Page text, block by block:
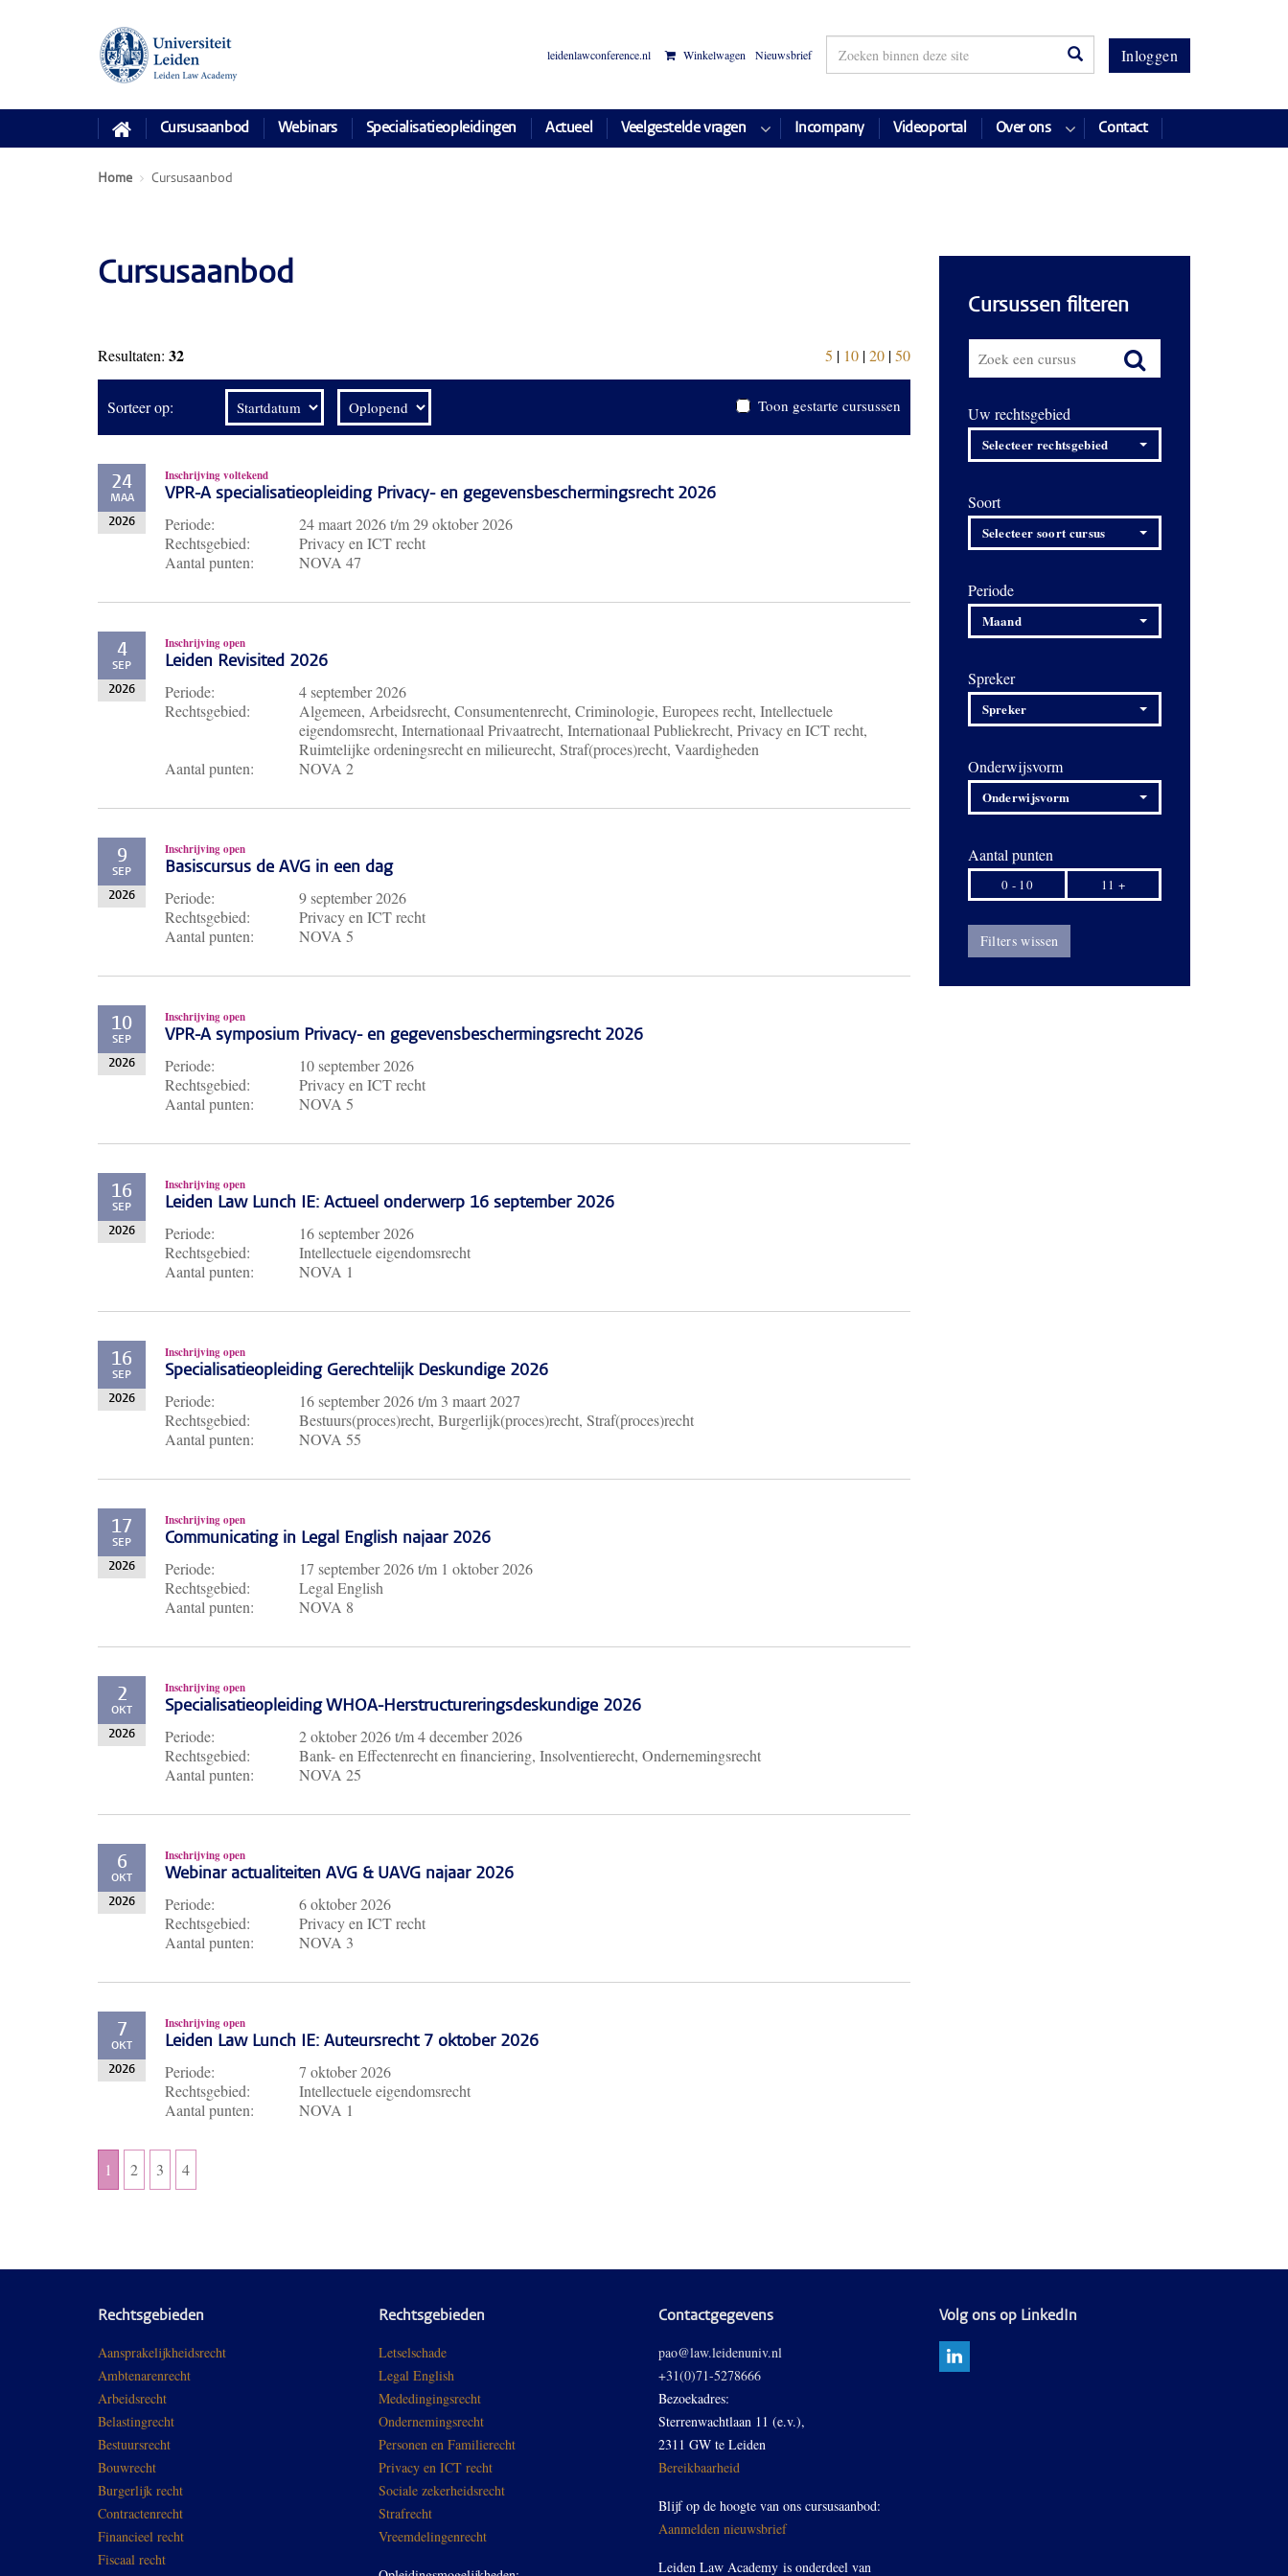
Inloggen
leidenlawconference.nl Winkelwagen Nieuwsbrief
Cursusaanbod Webinars Specialisatieopleidingen Actueel Veelgestelde vragen Incompany Videoportal Over ons Contact
Home Cursusaanbod
Cursusaanbod
Resultaten: 32 5 | 10|20|50
Sorteer op: Toon gestarte cursussen
24
MAA
2026
Inschrijving voltekend
VPR-A specialisatieopleiding Privacy- en gegevensbeschermingsrecht 2026
Periode: 24 maart 2026t/m29 oktober 2026
Rechtsgebied:
Privacy en ICT recht
Aantal punten:
NOVA 47
4
SEP
2026
Inschrijving open
Leiden Revisited 2026
Periode:
4 september 2026
Rechtsgebied:
Algemeen, Arbeidsrecht, Consumentenrecht, Criminologie, Europees recht, Intellectuele
eigendomsrecht, Internationaal Privaatrecht, Internationaal Publiekrecht, Privacy en ICT recht,
Ruimtelijke ordeningsrecht en milieurecht, Straf(proces)recht, Vaardigheden
Aantal punten:
NOVA 2
9
SEP
2026
Inschrijving open
Basiscursus de AVG in een dag
Periode:
9 september 2026
Rechtsgebied:
Privacy en ICT recht
Aantal punten:
NOVA 5
10
SEP
2026
Inschrijving open
VPR-A symposium Privacy- en gegevensbeschermingsrecht 2026
Periode:
10 september 2026
Rechtsgebied:
Privacy en ICT recht
Aantal punten:
NOVA 5
16
SEP
2026
Inschrijving open
Leiden Law Lunch IE: Actueel onderwerp 16 september 2026
Periode:
16 september 2026
Rechtsgebied:
Intellectuele eigendomsrecht
Aantal punten:
NOVA 1
16
SEP
2026
Inschrijving open
Specialisatieopleiding Gerechtelijk Deskundige 2026
Periode: 16 september 2026t/m 3 maart 2027
Rechtsgebied:
Bestuurs(proces)recht, Burgerlijk(proces)recht, Straf(proces)recht
Aantal punten:
NOVA 55
17
SEP
2026
Inschrijving open
Communicating in Legal English najaar 2026
Periode: 17 september 2026t/m 1 oktober 2026
Rechtsgebied:
Legal English
Aantal punten:
NOVA 8
2
OKT
2026
Inschrijving open
Specialisatieopleiding WHOA-Herstructureringsdeskundige 2026
Periode: 2 oktober 2026t/m4 december 2026
Rechtsgebied:
Bank- en Effectenrecht en financiering, Insolventierecht, Ondernemingsrecht
Aantal punten:
NOVA 25
6
OKT
2026
Inschrijving open
Webinar actualiteiten AVG & UAVG najaar 2026
Periode:
6 oktober 2026
Rechtsgebied:
Privacy en ICT recht
Aantal punten:
NOVA 3
7
OKT
2026
Inschrijving open
Leiden Law Lunch IE: Auteursrecht 7 oktober 2026
Periode:
7 oktober 2026
Rechtsgebied:
Intellectuele eigendomsrecht
Aantal punten:
NOVA 1
1 2 3 4
Cursussen filteren
Uw rechtsgebied
Selecteer rechtsgebied
Soort
Selecteer soort cursus
Periode
Maand
Spreker
Spreker
Onderwijsvorm
Onderwijsvorm
Aantal punten
0 - 10 11 +
Filters wissen
Rechtsgebieden
Aansprakelijkheidsrecht
Ambtenarenrecht
Arbeidsrecht
Belastingrecht
Bestuursrecht
Bouwrecht
Burgerlijk recht
Contractenrecht
Financieel recht
Fiscaal recht
Rechtsgebieden
Letselschade
Legal English
Mededingingsrecht
Ondernemingsrecht
Personen en Familierecht
Privacy en ICT recht
Sociale zekerheidsrecht
Strafrecht
Vreemdelingenrecht
Contactgegevens
pao@law.leidenuniv.nl
+31(0)71-5278666
Bezoekadres:
Sterrenwachtlaan 11 (e.v.),
2311 GW te Leiden
Bereikbaarheid
Blijf op de hoogte van ons cursusaanbod:
Aanmelden nieuwsbrief
Leiden Law Academy is onderdeel van
Volg ons op LinkedIn